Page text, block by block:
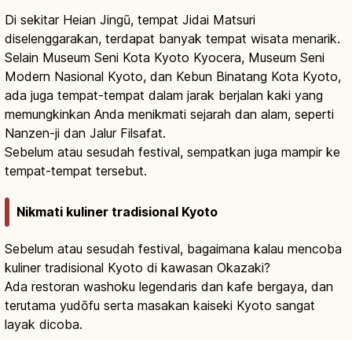
Di sekitar Heian Jingū, tempat Jidai Matsuri
diselenggarakan, terdapat banyak tempat wisata menarik.
Selain Museum Seni Kota Kyoto Kyocera, Museum Seni
Modern Nasional Kyoto, dan Kebun Binatang Kota Kyoto,
ada juga tempat-tempat dalam jarak berjalan kaki yang
memungkinkan Anda menikmati sejarah dan alam, seperti
Nanzen-ji dan Jalur Filsafat.
Sebelum atau sesudah festival, sempatkan juga mampir ke
tempat-tempat tersebut.
Nikmati kuliner tradisional Kyoto
Sebelum atau sesudah festival, bagaimana kalau mencoba
kuliner tradisional Kyoto di kawasan Okazaki?
Ada restoran washoku legendaris dan kafe bergaya, dan
terutama yudōfu serta masakan kaiseki Kyoto sangat
layak dicoba.